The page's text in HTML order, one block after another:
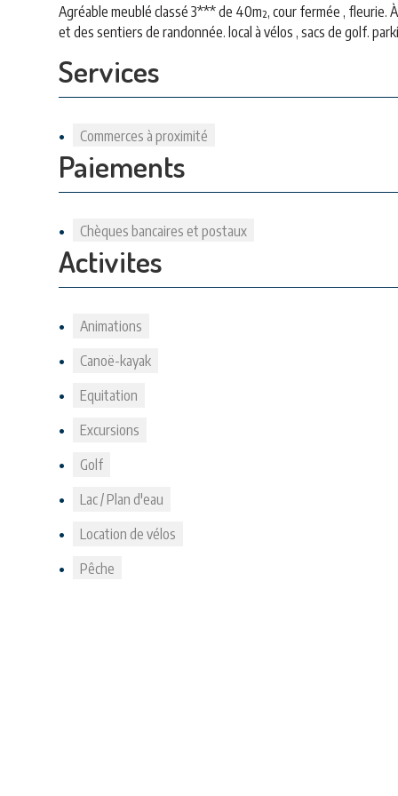
Agréable meublé classé 3*** de 40m², cour fermée , fleurie.
et des sentiers de randonnée. local à vélos , sacs de golf.
Services
Commerces à proximité
Paiements
Chèques bancaires et postaux
Activites
Animations
Canoë-kayak
Equitation
Excursions
Golf
Lac / Plan d'eau
Location de vélos
Pêche